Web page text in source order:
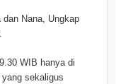
Nana, Ungkap
WIB hanya di
sekaligus